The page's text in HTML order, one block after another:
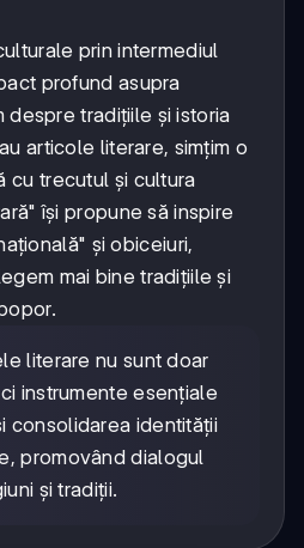
prin intermediul
profund asupra
despre tradițiile și istoria
articole literare, simțim o
cu trecutul și cultura
își propune să inspire
și obiceiuri,
mai bine tradițiile și
literare nu sunt doar
instrumente esențiale
consolidarea identității
promovând dialogul
și tradiții.